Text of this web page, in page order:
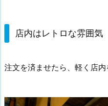
店内はレトロな雰囲気
注文を済ませたら、軽く店内